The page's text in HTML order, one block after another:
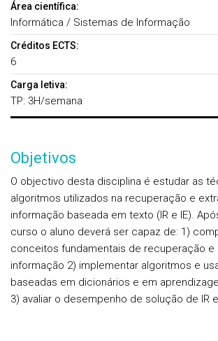
Área científica:
Informática / Sistemas de Informação
Créditos ECTS:
6
Carga letiva:
TP: 3H/semana
Objetivos
O objectivo desta disciplina é estudar as
algoritmos utilizados na recuperação e
informação baseada em texto (IR e IE).
curso o aluno deverá ser capaz de: 1)
conceitos fundamentais de recuperação e
informação 2) implementar algoritmos e
baseadas em dicionários e em
3) avaliar o desempenho de solução de IR e